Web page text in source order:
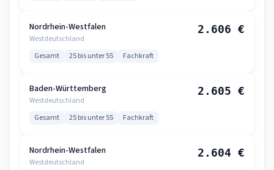
Nordrhein-Westfalen
Westdeutschland
2.606 €
Gesamt 25 bis unter 55 Fachkraft
Baden-Württemberg
Westdeutschland
2.605 €
Gesamt 25 bis unter 55 Fachkraft
Nordrhein-Westfalen
Westdeutschland
2.604 €